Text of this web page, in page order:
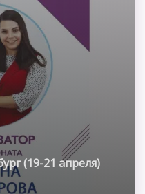
(19-21 апреля)